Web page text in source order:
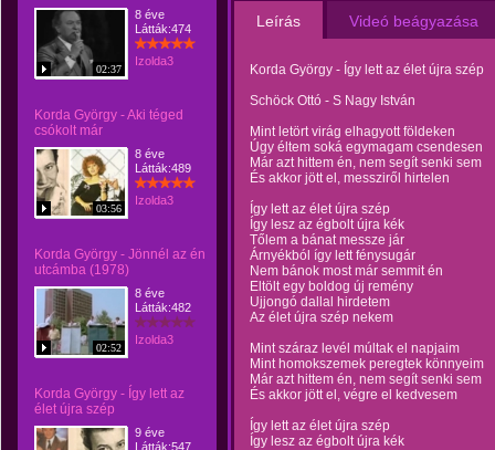
02:37
8 éve
Látták:474
Izolda3
Korda György - Aki téged
csókolt már
03:56
8 éve
Látták:489
Izolda3
Korda György - Jönnél az én
utcámba (1978)
02:52
8 éve
Látták:482
Izolda3
Korda György - Így lett az
élet újra szép
9 éve
Látták:547
Leírás Videó beágyazása
Korda György - Így lett az élet újra szép
Schöck Ottó - S Nagy István
Mint letört virág elhagyott földeken
Úgy éltem soká egymagam csendesen
Már azt hittem én, nem segít senki sem
És akkor jött el, messziről hirtelen
Így lett az élet újra szép
Így lesz az égbolt újra kék
Tőlem a bánat messze jár
Árnyékból így lett fénysugár
Nem bánok most már semmit én
Eltölt egy boldog új remény
Ujjongó dallal hirdetem
Az élet újra szép nekem
Mint száraz levél múltak el napjaim
Mint homokszemek peregtek könnyeim
Már azt hittem én, nem segít senki sem
És akkor jött el, végre el kedvesem
Így lett az élet újra szép
Így lesz az égbolt újra kék